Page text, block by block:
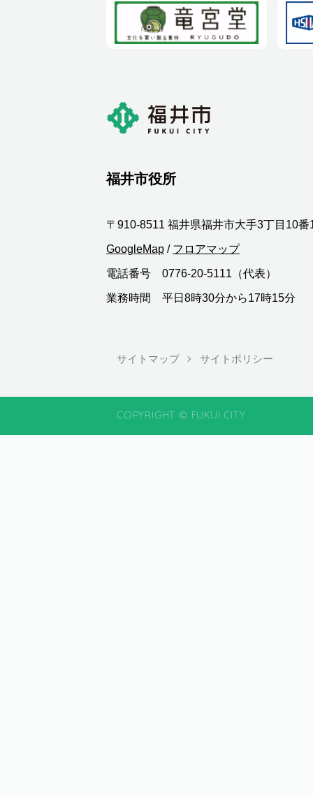
福井市役所
〒910-8511 福井県福井市大手3丁目10番
GoogleMap / フロアマップ
電話番号 0776-20-5111（代表）
業務時間 平日8時30分から17時15分
サイトマップ サイトポリシー
COPYRIGHT © FUKUI CITY